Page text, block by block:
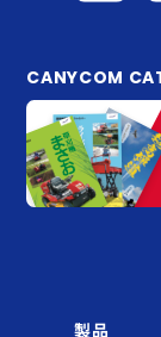
CANYCOM
製品